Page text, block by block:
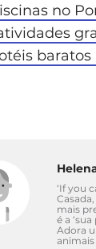
no
baratos
‘If you
mais
é a
Adora
animais